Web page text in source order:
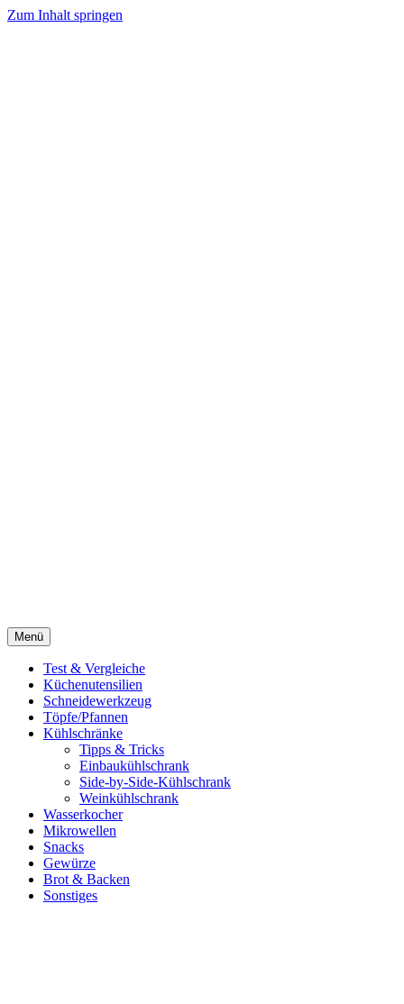
Zum Inhalt springen
Menü
Test & Vergleiche
Küchenutensilien
Schneidewerkzeug
Töpfe/Pfannen
Kühlschränke
Tipps & Tricks
Einbaukühlschrank
Side-by-Side-Kühlschrank
Weinkühlschrank
Wasserkocher
Mikrowellen
Snacks
Gewürze
Brot & Backen
Sonstiges